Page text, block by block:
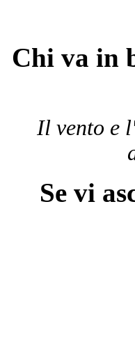
Chi va in
Il vento e
Se vi